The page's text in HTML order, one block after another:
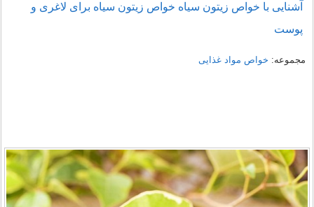
آشنایی با خواص زیتون سیاه خواص زیتون سیاه برای لاغری و
پوست
مجموعه: خواص مواد غذایی